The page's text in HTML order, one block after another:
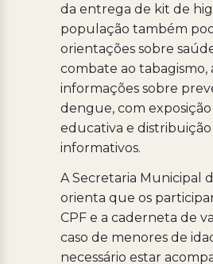
da entrega de kit de
população também
orientações sobre
combate ao tabagismo,
informações sobre
dengue, com
educativa e
informativos.
A Secretaria Municipal
orienta que os
CPF e a caderneta de
caso de menores de
necessário estar